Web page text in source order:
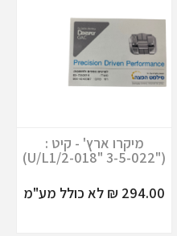
מיקרו ארץ' - קיט :
("U/L1/2-018" 3-5-022)
294.00 ₪ לא כולל מע"מ